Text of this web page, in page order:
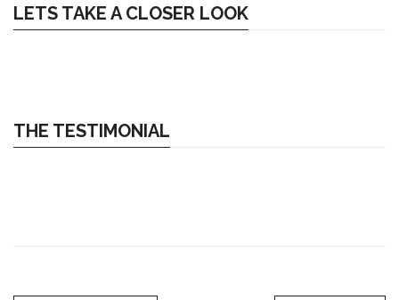
LETS TAKE A CLOSER LOOK
THE TESTIMONIAL